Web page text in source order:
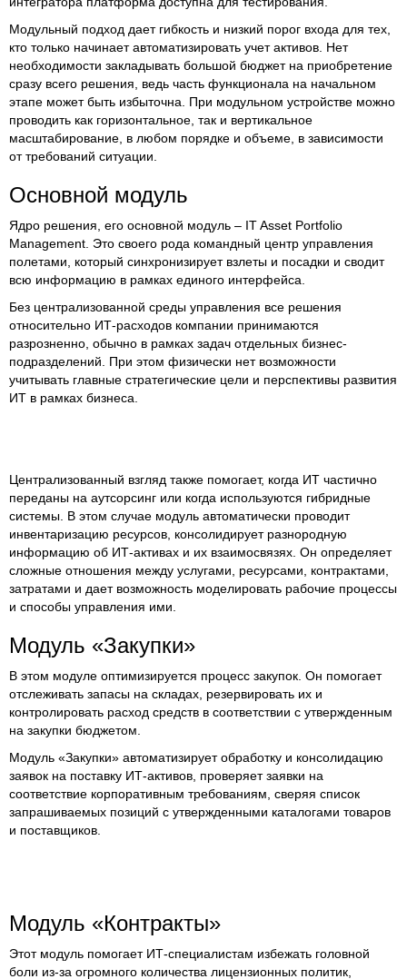
Модульный подход дает гибкость и низкий порог входа для тех,
кто только начинает автоматизировать учет активов. Нет
необходимости закладывать большой бюджет на приобретение
сразу всего решения, ведь часть функционала на начальном
этапе может быть избыточна. При модульном устройстве можно
проводить как горизонтальное, так и вертикальное
масштабирование, в любом порядке и объеме, в зависимости
от требований ситуации.
Основной модуль
Ядро решения, его основной модуль – IT Asset Portfolio
Management. Это своего рода командный центр управления
полетами, который синхронизирует взлеты и посадки и сводит
всю информацию в рамках единого интерфейса.
Без централизованной среды управления все решения
относительно ИТ-расходов компании принимаются
разрозненно, обычно в рамках задач отдельных бизнес-
подразделений. При этом физически нет возможности
учитывать главные стратегические цели и перспективы развития
ИТ в рамках бизнеса.
Централизованный взгляд также помогает, когда ИТ частично
переданы на аутсорсинг или когда используются гибридные
системы. В этом случае модуль автоматически проводит
инвентаризацию ресурсов, консолидирует разнородную
информацию об ИТ-активах и их взаимосвязях. Он определяет
сложные отношения между услугами, ресурсами, контрактами,
затратами и дает возможность моделировать рабочие процессы
и способы управления ими.
Модуль «Закупки»
В этом модуле оптимизируется процесс закупок. Он помогает
отслеживать запасы на складах, резервировать их и
контролировать расход средств в соответствии с утвержденным
на закупки бюджетом.
Модуль «Закупки» автоматизирует обработку и консолидацию
заявок на поставку ИТ-активов, проверяет заявки на
соответствие корпоративным требованиям, сверяя список
запрашиваемых позиций с утвержденными каталогами товаров
и поставщиков.
Модуль «Контракты»
Этот модуль помогает ИТ-специалистам избежать головной
боли из-за огромного количества лицензионных политик,